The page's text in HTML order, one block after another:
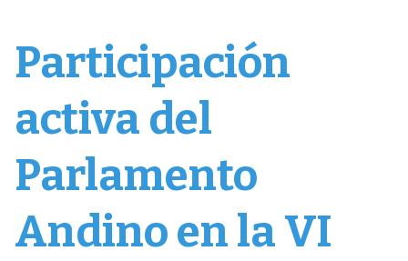
Participación
activa del
Parlamento
Andino en la VI